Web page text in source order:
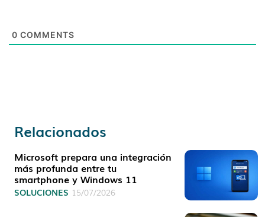
0 COMMENTS
Relacionados
Microsoft prepara una integración
más profunda entre tu
smartphone y Windows 11
SOLUCIONES 15/07/2026